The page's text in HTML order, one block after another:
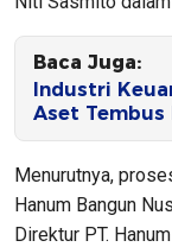
Baca Juga:
Industri
Aset Tembus
Menurutnya,
Hanum Bangun
Direktur PT.